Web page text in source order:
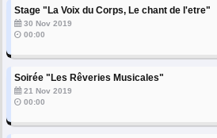
Stage "La Voix du Corps, Le chant de l'etre"
30 Nov 2019
00:00
Soirée "Les Rêveries Musicales"
21 Nov 2019
00:00